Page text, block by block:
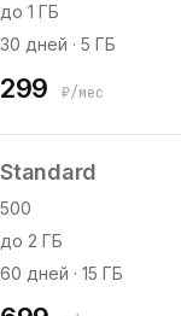
до 1 ГБ
30 дней · 5 ГБ
299 ₽/мес
Standard
500
до 2 ГБ
60 дней · 15 ГБ